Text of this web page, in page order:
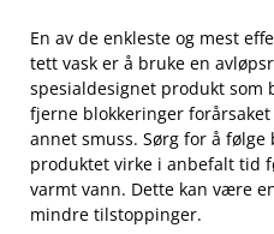
En av de enkleste og mest
tett vask⁣ er å bruke‍ en
spesialdesignet produkt som
fjerne‍ blokkeringer
annet smuss. Sørg for å
produktet ‌virke‍ i anbefalt tid
varmt vann. Dette kan være⁤
mindre tilstoppinger.